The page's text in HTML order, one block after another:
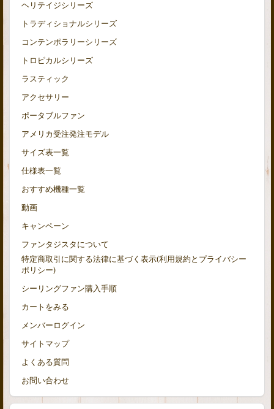
ヘリテイジシリーズ
トラディショナルシリーズ
コンテンポラリーシリーズ
トロピカルシリーズ
ラスティック
アクセサリー
ポータブルファン
アメリカ受注発注モデル
サイズ表一覧
仕様表一覧
おすすめ機種一覧
動画
キャンペーン
ファンタジスタについて
特定商取引に関する法律に基づく表示(利用規約とプライバシー
ポリシー)
シーリングファン購入手順
カートをみる
メンバーログイン
サイトマップ
よくある質問
お問い合わせ